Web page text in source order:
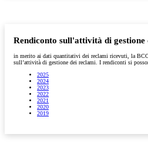
Rendiconto sull'attività di gestione
in merito ai dati quantitativi dei reclami ricevuti, la
sull’attività di gestione dei reclami. I rendiconti si
2025
2024
2023
2022
2021
2020
2019